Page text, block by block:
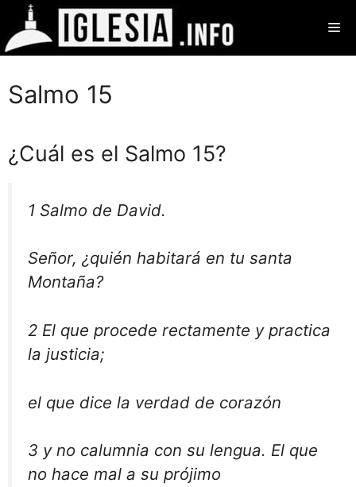
Saltar
contenido
Salmo 15
¿Cuál es el Salmo 15?
1 Salmo de David.
Señor, ¿quién habitará en tu santa
Montaña?
2 El que procede rectamente y practica
la justicia;
el que dice la verdad de corazón
3 y no calumnia con su lengua. El que
no hace mal a su prójimo